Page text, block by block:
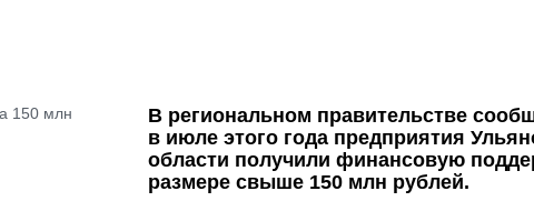
В региональном правительстве
в июле этого года предприятия
области получили финансовую
размере свыше 150 млн рублей.